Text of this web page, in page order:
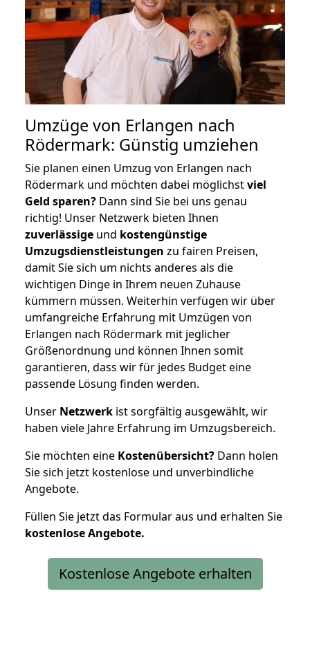
Umzüge von Erlangen nach
Rödermark: Günstig umziehen
Sie planen einen Umzug von Erlangen nach
Rödermark und möchten dabei möglichstviel
Geld sparen? Dann sind Sie bei uns genau
richtig! Unser Netzwerk bieten Ihnen
zuverlässige und kostengünstige
Umzugsdienstleistungen zu fairen Preisen,
damit Sie sich um nichts anderes als die
wichtigen Dinge in Ihrem neuen Zuhause
kümmern müssen. Weiterhin verfügen wir über
umfangreiche Erfahrung mit Umzügen von
Erlangen nach Rödermark mit jeglicher
Größenordnung und können Ihnen somit
garantieren, dass wir für jedes Budget eine
passende Lösung finden werden.
Unser Netzwerk ist sorgfältig ausgewählt, wir
haben viele Jahre Erfahrung im Umzugsbereich.
Sie möchten eine Kostenübersicht? Dann holen
Sie sich jetzt kostenlose und unverbindliche
Angebote.
Füllen Sie jetzt das Formular aus und erhalten Sie
kostenloseAngebote.
Kostenlose Angebote erhalten